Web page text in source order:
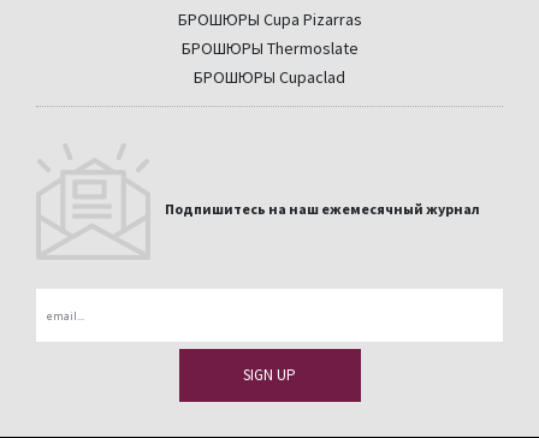
БРОШЮРЫ Cupa Pizarras
БРОШЮРЫ Thermoslate
БРОШЮРЫ Cupaclad
Подпишитесь на наш ежемесячный журнал